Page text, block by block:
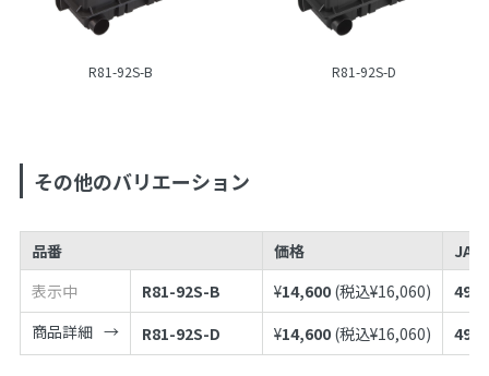
R81-92S-B R81-92S-D
その他のバリエーション
品番 価格
JAN
表示中
R81-92S-B ¥14,600 (税込¥16,060)
商品詳細
R81-92S-D ¥14,600 (税込¥16,060)